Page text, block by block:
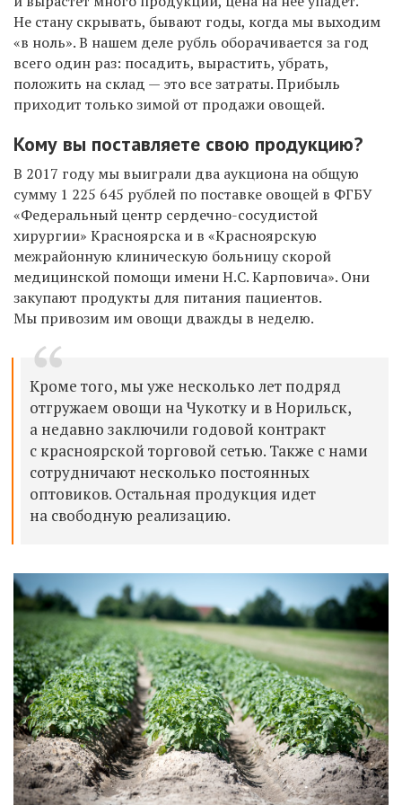
Не стану скрывать, бывают годы, когда мы выходим
«в ноль». В нашем деле рубль оборачивается за год
всего один раз: посадить, вырастить, убрать,
положить на склад — это все затраты. Прибыль
приходит только зимой от продажи овощей.
Кому вы поставляете свою продукцию?
В 2017 году мы выиграли два аукциона на общую
сумму 1 225 645 рублей по поставке овощей в ФГБУ
«Федеральный центр сердечно-сосудистой
хирургии» Красноярска и в «Красноярскую
межрайонную клиническую больницу скорой
медицинской помощи имени Н.С. Карповича». Они
закупают продукты для питания пациентов.
Мы привозим им овощи дважды в неделю.
Кроме того, мы уже несколько лет подряд
отгружаем овощи на Чукотку и в Норильск,
а недавно заключили годовой контракт
с красноярской торговой сетью. Также с нами
сотрудничают несколько постоянных
оптовиков. Остальная продукция идет
на свободную реализацию.